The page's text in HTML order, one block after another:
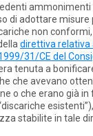
ammonimenti
di adottare
non
direttiva relativa
31/CE del
tenuta a
che avevano
o che erano già in
stabilite in tale